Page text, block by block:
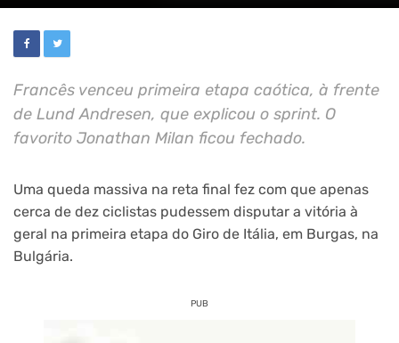
Francês venceu primeira etapa caótica, à frente
de Lund Andresen, que explicou o sprint. O
favorito Jonathan Milan ficou fechado.
Uma queda massiva na reta final fez com que apenas
cerca de dez ciclistas pudessem disputar a vitória à
geral na primeira etapa do Giro de Itália, em Burgas, na
Bulgária.
PUB